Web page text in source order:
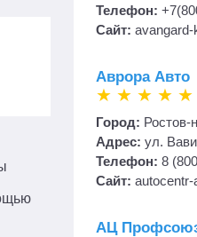
Телефон:
Сайт:
Аврора Авто
Город: Ростов-
Адрес: ул.
Телефон: 8
Сайт: autocentr-
АЦ